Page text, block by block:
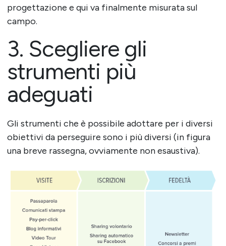
progettazione e qui va finalmente misurata sul
campo.
3. Scegliere gli
strumenti più
adeguati
Gli strumenti che è possibile adottare per i diversi
obiettivi da perseguire sono i più diversi (in figura
una breve rassegna, ovviamente non esaustiva).